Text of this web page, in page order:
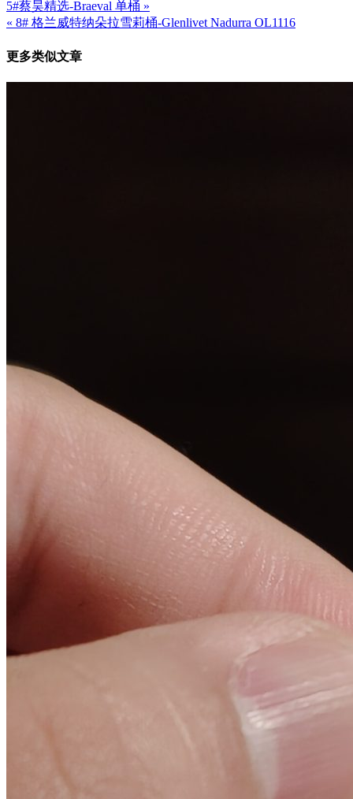
文
导
航
5#蔡昊精选-Braeval 单桶 »
« 8# 格兰威特纳朵拉雪莉桶-Glenlivet Nadurra OL1116
更多类似文章